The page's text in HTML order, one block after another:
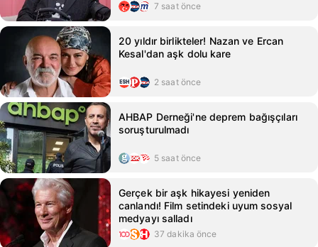
7 saat önce
20 yıldır birlikteler! Nazan ve Ercan
Kesal'dan aşk dolu kare
2 saat önce
AHBAP Derneği'ne deprem bağışçıları
soruşturulmadı
5 saat önce
Gerçek bir aşk hikayesi yeniden
canlandı! Film setindeki uyum sosyal
medyayı salladı
37 dakika önce